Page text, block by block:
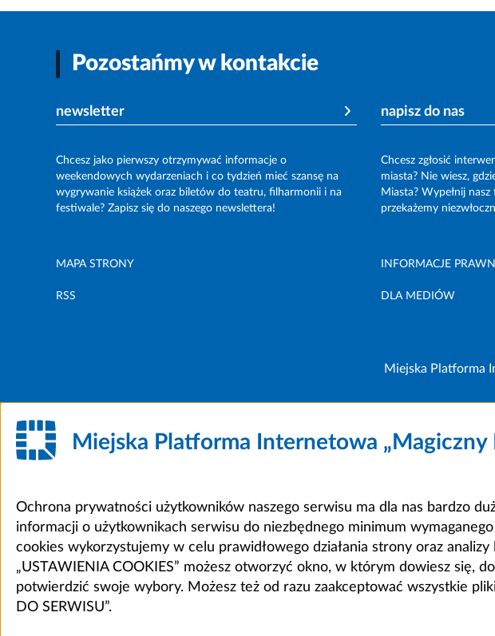
Pozostańmy w kontakcie
newsletter
Chcesz jako pierwszy otrzymywać informacje o
weekendowych wydarzeniach i co tydzień mieć szansę na
wygrywanie książek oraz biletów do teatru, filharmonii i na
festiwale? Zapisz się do naszego newslettera!
napisz do nas
Chcesz zgłosić
miasta? Nie wiesz,
Miasta? Wypełnij
przekażemy
MAPA STRONY INFORMACJE
RSS DLA MEDIÓW
Miejska Platforma
Miejska Platforma Internetowa „Magiczny
Ochrona prywatności użytkowników naszego serwisu ma dla nas bardzo
informacji o użytkownikach serwisu do niezbędnego minimum
cookies wykorzystujemy w celu prawidłowego działania strony oraz
„USTAWIENIA COOKIES” możesz otworzyć okno, w którym dowiesz się,
potwierdzić swoje wybory. Możesz też od razu zaakceptować wszystkie
DO SERWISU”.